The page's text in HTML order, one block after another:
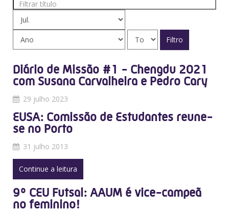
Filtrar
título
Filtro
Diário de Missão #1 - Chengdu 2021
com Susana Carvalheira e Pedro Cary
29 julho 2023
EUSA: Comissão de Estudantes reune-
se no Porto
31 julho 2013
Continue a leitura
9º CEU Futsal: AAUM é vice-campeã
no feminino!